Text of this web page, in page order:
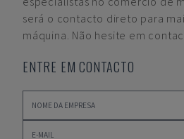
será o contacto direto para
máquina. Não hesite em
ENTRE EM CONTACTO